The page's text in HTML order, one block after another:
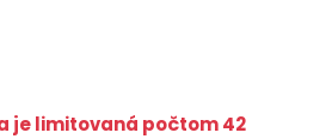
je limitovaná počtom 42